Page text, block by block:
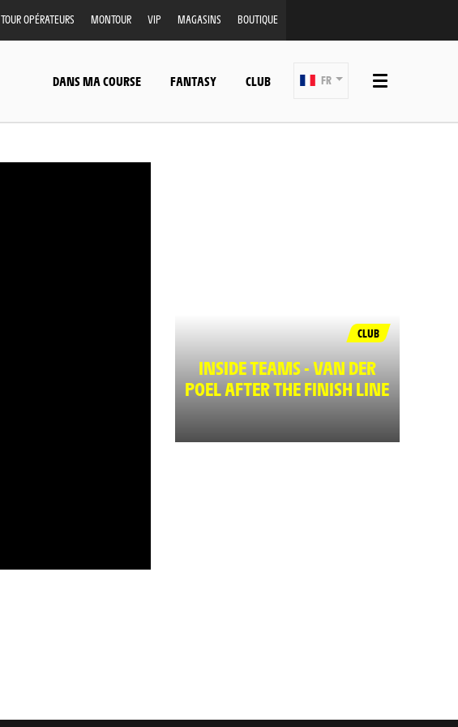
TOUR OPÉRATEURS MONTOUR VIP MAGASINS BOUTIQUE
DANS MA COURSE FANTASY CLUB FR
CLUB
INSIDE TEAMS - VAN DER
POEL AFTER THE FINISH LINE